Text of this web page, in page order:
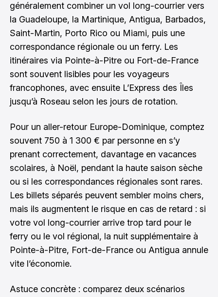
généralement combiner un vol long-courrier vers
la Guadeloupe, la Martinique, Antigua, Barbados,
Saint-Martin, Porto Rico ou Miami, puis une
correspondance régionale ou un ferry. Les
itinéraires via Pointe-à-Pitre ou Fort-de-France
sont souvent lisibles pour les voyageurs
francophones, avec ensuite L’Express des Îles
jusqu’à Roseau selon les jours de rotation.
Pour un aller-retour Europe-Dominique, comptez
souvent 750 à 1 300 € par personne en s’y
prenant correctement, davantage en vacances
scolaires, à Noël, pendant la haute saison sèche
ou si les correspondances régionales sont rares.
Les billets séparés peuvent sembler moins chers,
mais ils augmentent le risque en cas de retard : si
votre vol long-courrier arrive trop tard pour le
ferry ou le vol régional, la nuit supplémentaire à
Pointe-à-Pitre, Fort-de-France ou Antigua annule
vite l’économie.
Astuce concrète : comparez deux scénarios